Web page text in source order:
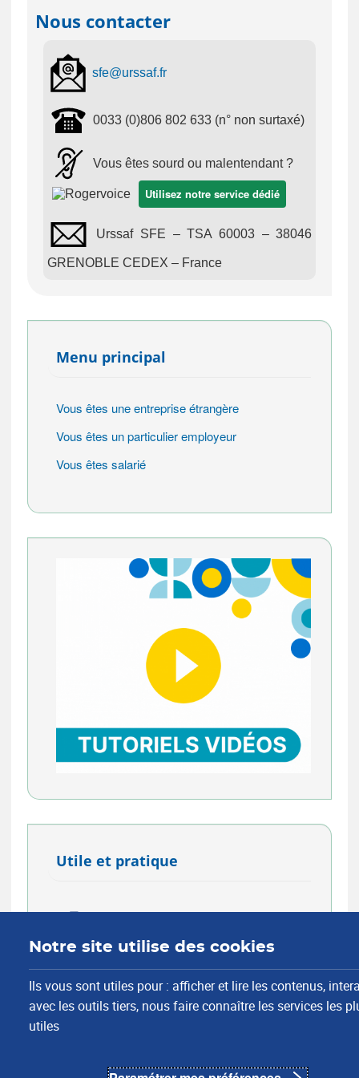
Notre site utilise des cookies
Ils vous sont utiles pour : afficher et lire les contenus,
avec les outils tiers, nous faire connaître les services les
utiles
cotisations et prennent en charge selon les
et s'occupent du versement du capital décès
des salariés, de la rente du conjoint...
Nous contacter
sfe@urssaf.fr
0033 (0)806 802 633 (n° non surtaxé)
Vous êtes sourd ou malentendant ?
Utilisez notre service dédié
Urssaf SFE – TSA 60003 – 38046
GRENOBLE CEDEX – France
Menu principal
Vous êtes une entreprise étrangère
Vous êtes un particulier employeur
Vous êtes salarié
Utile et pratique
Formalités
Barèmes des cotisations
Estimateur de cotisations
Aide et Contact